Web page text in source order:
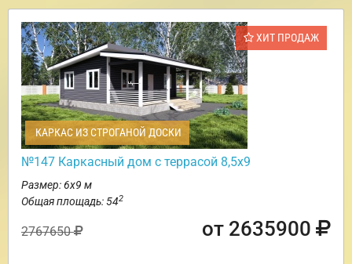
ХИТ ПРОДАЖ
КАРКАС ИЗ СТРОГАНОЙ ДОСКИ
№147 Каркасный дом с террасой 8,5х9
Размер: 6х9 м
Общая площадь: 542
2767650 от 2635900